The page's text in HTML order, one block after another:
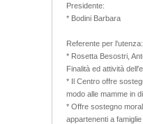
Presidente:
* Bodini Barbara
Referente per l'utenza:
* Rosetta Besostri,
Finalità ed attività
* Il Centro offre
modo alle mamme in
* Offre sostegno
appartenenti a